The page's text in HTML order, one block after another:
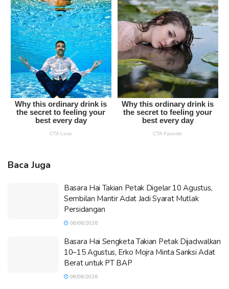
Baca Juga
Basara Hai Takian Petak Digelar 10 Agustus,
Sembilan Mantir Adat Jadi Syarat Mutlak
Persidangan
08/08/2026
Basara Hai Sengketa Takian Petak Dijadwalkan
10–15 Agustus, Erko Mojra Minta Sanksi Adat
Berat untuk PT BAP
08/08/2026